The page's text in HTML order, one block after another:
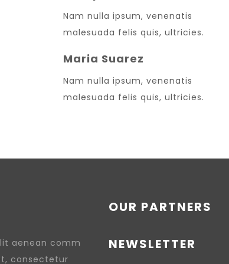
Nam nulla ipsum, venenatis
malesuada felis quis, ultricies.
Maria Suarez
Nam nulla ipsum, venenatis
malesuada felis quis, ultricies.
aenean comm
consectetur
OUR PARTNERS
NEWSLETTER